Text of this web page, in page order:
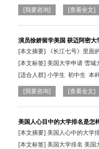
国在读生
[我要咨询] [查看全文]
演员徐娇留学美国 获迈阿密大
[本文摘要] 《长江七号》里面
58雪城大学…
[本文标签] 美国大学申请 雪城
[适合人群] 小学生 初中生 本
[我要咨询]
[查看全文]
美国人心目中的大学排名是怎
[本文摘要] 美国人心中的大学
映，分为顶…
[本文标签] 美国大学排名 美